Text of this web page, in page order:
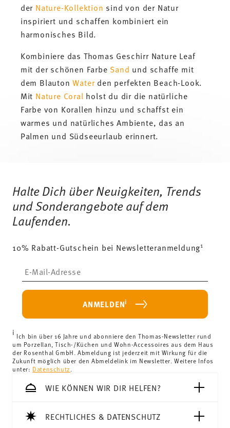
der Nature-Kollektion sind von der Natur
inspiriert und schaffen kombiniert ein
harmonisches Bild.
Kombiniere das Thomas Geschirr Nature Leaf
mit der schönen Farbe Sand und schaffe mit
dem BlautonWaterden perfekten Beach-Look.
Mit Nature Coral holst du dir die natürliche
Farbe von Korallen hinzu und schaffst ein
warmes und natürliches Ambiente, das an
Palmen und Südseeurlaub erinnert.
Halte Dich über Neuigkeiten, Trends
und Sonderangebote auf dem
Laufenden.
10% Rabatt-Gutschein bei Newsletteranmeldung1
ANMELDENi
i Ich bin über 16 Jahre und abonniere den Thomas-Newsletter rund
um Porzellan, Tisch-/Küchen und Wohn-Accessoires aus dem Haus
der Rosenthal GmbH. Abmeldung ist jederzeit mit Wirkung für die
Zukunft möglich über den Abmeldelink im Newsletter. Weitere Infos
unter: Datenschutz
WIE KÖNNEN WIR DIR HELFEN?
RECHTLICHES & DATENSCHUTZ